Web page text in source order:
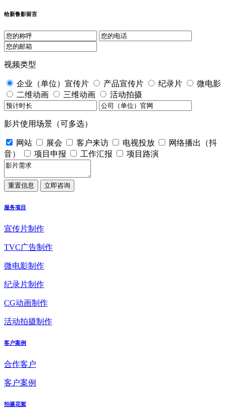
给新鲁影留言
视频类型
企业（单位）宣传片 产品宣传片 纪录片
微电影
二维动画
三维动画 活动拍摄
影片使用场景（可多选）
网站 展会 客户来访 电视投放
网络播出（抖
音）
项目申报 工作汇报 项目路演
服务项目
宣传片制作
TVC广告制作
微电影制作
纪录片制作
CG动画制作
活动拍摄制作
客户案例
合作客户
客户案例
拍摄花絮